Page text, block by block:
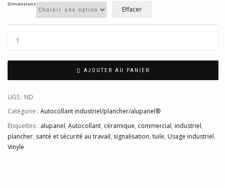
Dimensions
Effacer
AJOUTER AU PANIER
UGS : ND
Catégorie : Autocollant industriel/plancher/alupanel®
Étiquettes : alupanel, Autocollant, céramique, commercial, industriel,
plancher, santé et sécurité au travail, signalisation, tuile, Usage industriel,
Vinyle